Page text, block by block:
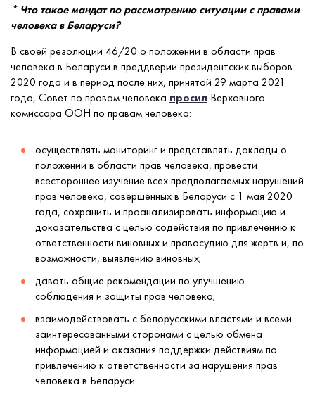
* Что такое мандат по рассмотрению ситуации с правами
человека в Беларуси?
В своей резолюции 46/20 о положении в области прав
человека в Беларуси в преддверии президентских выборов
2020 года и в период после них, принятой 29 марта 2021
года, Совет по правам человека просил Верховного
комиссара ООН по правам человека:
осуществлять мониторинг и представлять доклады о
положении в области прав человека, провести
всестороннее изучение всех предполагаемых нарушений
прав человека, совершенных в Беларуси с 1 мая 2020
года, сохранить и проанализировать информацию и
доказательства с целью содействия по привлечению к
ответственности виновных и правосудию для жертв и, по
возможности, выявлению виновных;
давать общие рекомендации по улучшению
соблюдения и защиты прав человека;
взаимодействовать с белорусскими властями и всеми
заинтересованными сторонами с целью обмена
информацией и оказания поддержки действиям по
привлечению к ответственности за нарушения прав
человека в Беларуси.